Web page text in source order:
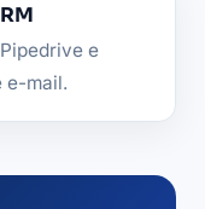
e
e-mail.